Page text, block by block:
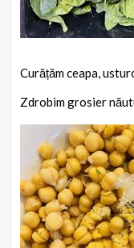
Curățăm ceapa,
Zdrobim grosier